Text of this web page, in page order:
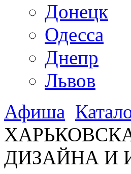
Донецк
Одесса
Днепр
Львов
Афиша
ДИЗАЙНА И